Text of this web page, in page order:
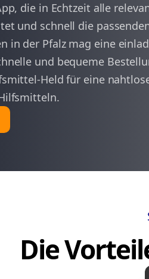
die in Echtzeit alle
und schnell die
in der Pfalz mag eine
und bequeme
Held für eine
Die